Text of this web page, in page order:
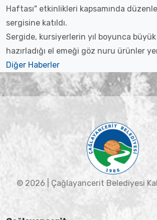
Haftası" etkinlikleri kapsamında
sergisine katıldı.
Sergide, kursiyerlerin yıl boyunca
hazırladığı el emeği göz nuru ürünler
Diğer Haberler
© 2026 | Çağlayancerit Belediyesi